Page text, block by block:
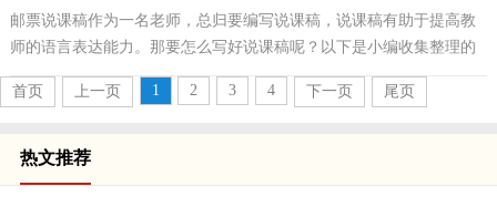
邮票说课稿作为一名老师，总归要编写说课稿，说课稿有助于提高教
师的语言表达能力。那要怎么写好说课稿呢？以下是小编收集整理的
邮票说课稿，仅供参考，大家一起来看看吧。邮票说课稿...
首页
上一页 1 2 3 4 下一页 尾页
热文推荐